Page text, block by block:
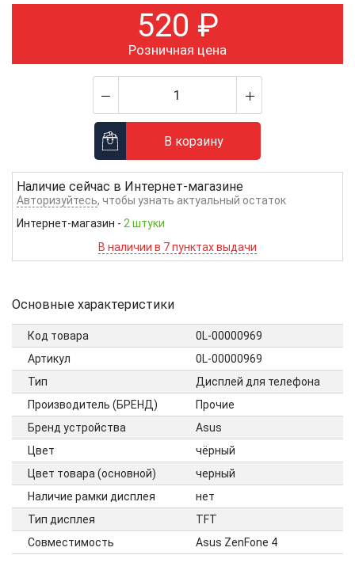
520 ₽
Розничная цена
В корзину
Наличие сейчас в Интернет-магазине
Авторизуйтесь, чтобы узнать актуальный остаток
Интернет-магазин - 2 штуки
В наличии в 7 пунктах выдачи
Основные характеристики
Код товара
0L-00000969
Артикул
0L-00000969
Тип
Дисплей для телефона
Производитель (БРЕНД)
Прочие
Бренд устройства
Asus
Цвет
чёрный
Цвет товара (основной)
черный
Наличие рамки дисплея
нет
Тип дисплея
TFT
Совместимость
Asus ZenFone 4